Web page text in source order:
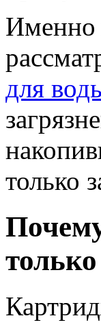
Именно
для
только